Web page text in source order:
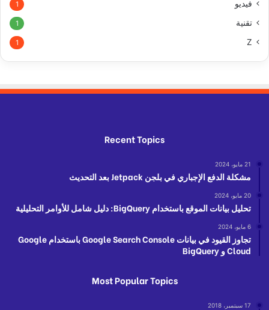
فيديو 1
تقنية 1
Z
1
Recent Topics
21 مايو، 2024
مشكلة الدفع الإجباري في بلجن Jetpack بعد التحديث
20 مايو، 2024
تحليل بيانات الموقع باستخدام BigQuery: دليل شامل للأوامر التحليلية
6 مايو، 2024
تجاوز القيود في بيانات Google Search Console باستخدام Google
Cloud و BigQuery
Most Popular Topics
17 سبتمبر، 2018